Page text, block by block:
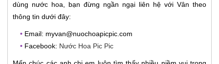
dùng nước hoa, bạn đừng ngần ngại liên hệ với Vân theo
thông tin dưới đây:
• Email: myvan@nuochoapicpic.com
• Facebook: Nước Hoa Pic Pic